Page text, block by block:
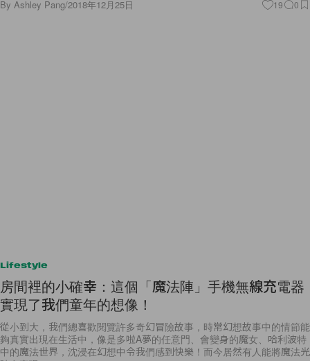
By Ashley Pang/2018年12月25日 19 0
房間裡的小確幸：這個「魔法陣」手機無線充電器
實現了我們童年的想像！
從小到大，我們總喜歡閱覽許多奇幻冒險故事，時常幻想故事中的情節能
中的魔法世界，沈浸在幻想中令我們感到快樂！而今居然有人能將魔法光
陣在實現